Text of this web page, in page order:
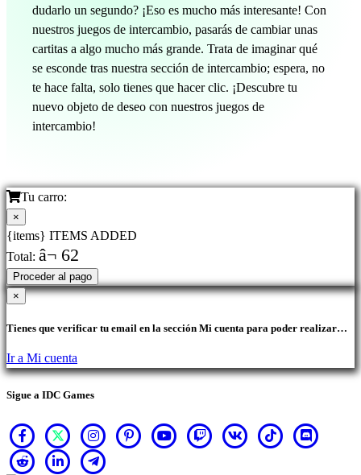
dudarlo un segundo? ¡Eso es mucho más interesante! Con
nuestros juegos de intercambio, pasarás de cambiar unas
cartitas a algo mucho más grande. Trata de imaginar qué
se esconde tras nuestra sección de intercambio; espera, no
te hace falta, solo tienes que hacer clic. ¡Descubre tu
nuevo objeto de deseo con nuestros juegos de
intercambio!
Tu carro:
×
{items} ITEMS ADDED
Total: â¬ 62
Proceder al pago
×
Tienes que verificar tu email en la sección Mi cuenta para poder realizar
Ir a Mi cuenta
Sigue a IDC Games